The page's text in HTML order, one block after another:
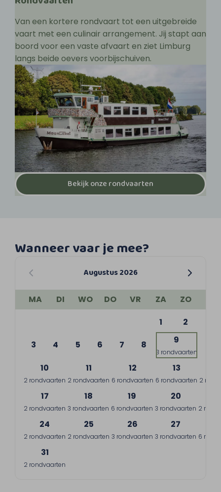
Van een kortere rondvaart tot een uitgebreide
vaart met een culinair arrangement. Jij stapt aan
boord voor een vaste afvaart en ziet Limburg
langs beide oevers voorbijschuiven.
Bekijk onze rondvaarten
Wanneer vaar je mee?
Augustus 2026
MA DI WO DO VR ZA
ZO
1
2
3 4 5 6 7 8 9
3 rondvaarten
10
2 rondvaarten
11
2 rondvaarten
12
6 rondvaarten
13
6 rondvaarten 2
17
2 rondvaarten
18
3 rondvaarten
19
6 rondvaarten
20
3 rondvaarten 2
24
2 rondvaarten
25
2 rondvaarten
26
3 rondvaarten
27
3 rondvaarten 6
31
2 rondvaarten